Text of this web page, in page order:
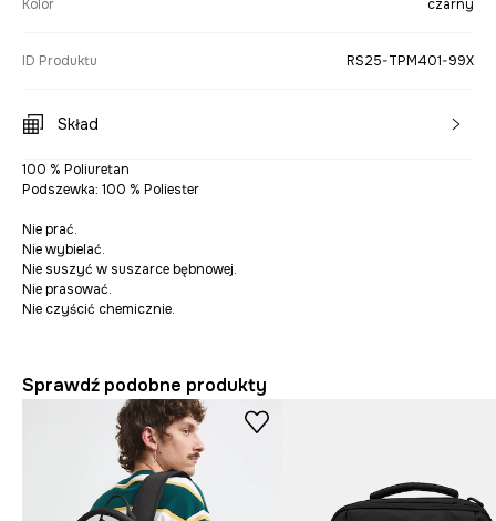
Kolor czarny
ID Produktu RS25-TPM401-99X
Skład
100 % Poliuretan
Podszewka: 100 % Poliester
Nie prać.
Nie wybielać.
Nie suszyć w suszarce bębnowej.
Nie prasować.
Nie czyścić chemicznie.
Sprawdź podobne produkty